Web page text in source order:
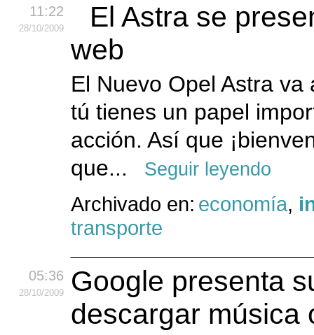
11:22
28/10/2009
El Astra se
web
El Nuevo Opel Astra
tú tienes un papel
acción. Así que
que...
Seguir leyendo
Archivado en: economía,
transporte
05:36
28/10/2009
Google presenta
descargar música